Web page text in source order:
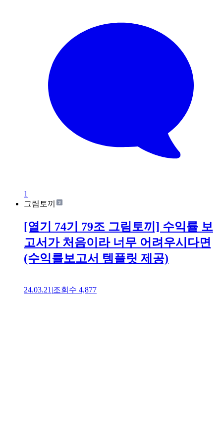
1
그림토끼
[열기 74기 79조 그림토끼] 수익률 보
고서가 처음이라 너무 어려우시다면
(수익률보고서 템플릿 제공)
24.03.21 |조회수 4,877